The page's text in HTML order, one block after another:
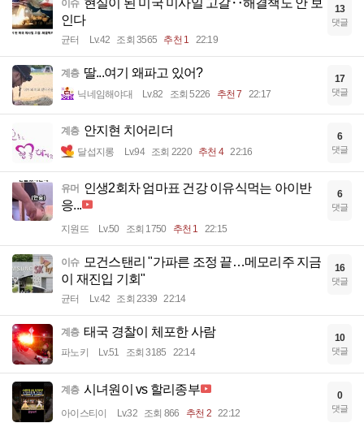
이슈 현실이 된 미국 미사일 고갈‥해결책도 안 보
인다
균터 Lv.42 조회 3565 추천 1 22:19
13
댓글
계층 딸...여기 왜파고 있어?
닉네임해야대 Lv.82 조회 5226 추천 7 22:17
17
댓글
계층 안지현 치어리더
달섭지롱 Lv.94 조회 2220 추천 4 22:16
6
댓글
유머 인생2회차 엄마표 건강 이유식먹는 아이반
응...
지원뜨 Lv.50 조회 1750 추천 1 22:15
6
댓글
이슈
모건스탠리 "가파른 조정 끝…메모리주 지금
이 재진입 기회"
균터 Lv.42 조회 2339 22:14
16
댓글
계층 태국 경찰이 체포한 사람
파노키 Lv.51 조회 3185 22:14
10
댓글
계층 시녀원이 vs 할리종부
아이스티이 Lv.32 조회 866 추천 2 22:12
0
댓글